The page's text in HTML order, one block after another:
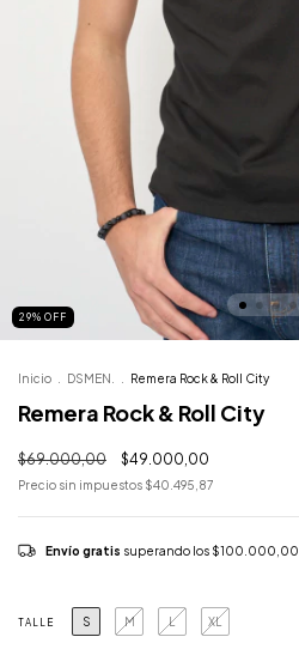
29% OFF
Inicio DSMEN. Remera Rock & Roll City
Remera Rock & Roll City
$69.000,00 $49.000,00
Precio sin impuestos $40.495,87
Envío gratis superando los $100.000,00
TALLE S M L XL